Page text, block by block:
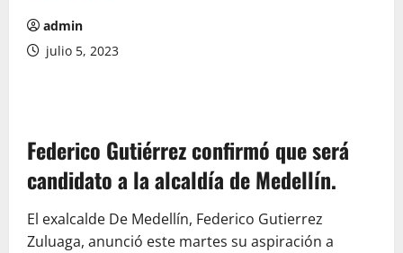
admin
julio 5, 2023
Federico Gutiérrez confirmó que será
candidato a la alcaldía de Medellín.
El exalcalde De Medellín, Federico Gutierrez
Zuluaga, anunció este martes su aspiración a